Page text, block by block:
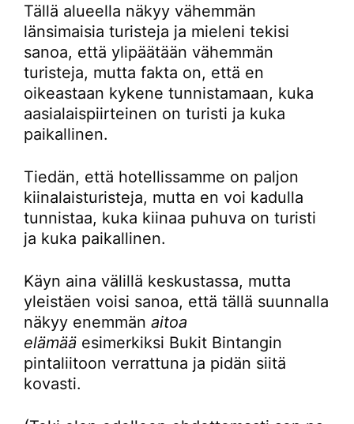
Tällä alueella näkyy vähemmän
länsimaisia turisteja ja mieleni tekisi
sanoa, että ylipäätään vähemmän
turisteja, mutta fakta on, että en
oikeastaan kykene tunnistamaan, kuka
aasialaispiirteinen on turisti ja kuka
paikallinen.
Tiedän, että hotellissamme on paljon
kiinalaisturisteja, mutta en voi kadulla
tunnistaa, kuka kiinaa puhuva on turisti
ja kuka paikallinen.
Käyn aina välillä keskustassa, mutta
yleistäen voisi sanoa, että tällä suunnalla
näkyy enemmän aitoa
elämää esimerkiksi Bukit Bintangin
pintaliitoon verrattuna ja pidän siitä
kovasti.